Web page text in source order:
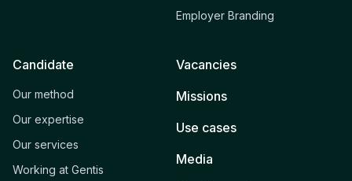
Employer Branding
Candidate
Our method
Our expertise
Our services
Working at Gentis
Vacancies
Missions
Use cases
Media